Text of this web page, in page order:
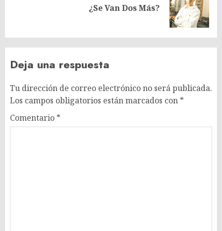
¿Se Van Dos Más?
Deja una respuesta
Tu dirección de correo electrónico no será publicada.
Los campos obligatorios están marcados con *
Comentario *